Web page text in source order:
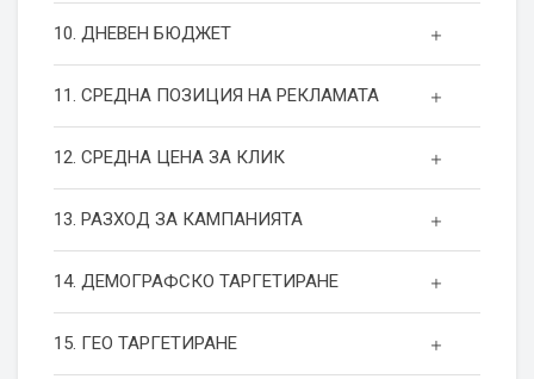
10. ДНЕВЕН БЮДЖЕТ
11. СРЕДНА ПОЗИЦИЯ НА РЕКЛАМАТА
12. СРЕДНА ЦЕНА ЗА КЛИК
13. РАЗХОД ЗА КАМПАНИЯТА
14. ДЕМОГРАФСКО ТАРГЕТИРАНЕ
15. ГЕО ТАРГЕТИРАНЕ